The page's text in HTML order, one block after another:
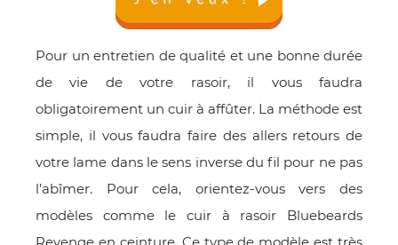
Pour un entretien de qualité et une bonne durée
de vie de votre rasoir, il vous faudra
obligatoirement un cuir à affûter. La méthode est
simple, il vous faudra faire des allers retours de
votre lame dans le sens inverse du fil pour ne pas
l’abîmer. Pour cela, orientez-vous vers des
modèles comme le cuir à rasoir Bluebeards
Revenge en ceinture. Ce type de modèle est très